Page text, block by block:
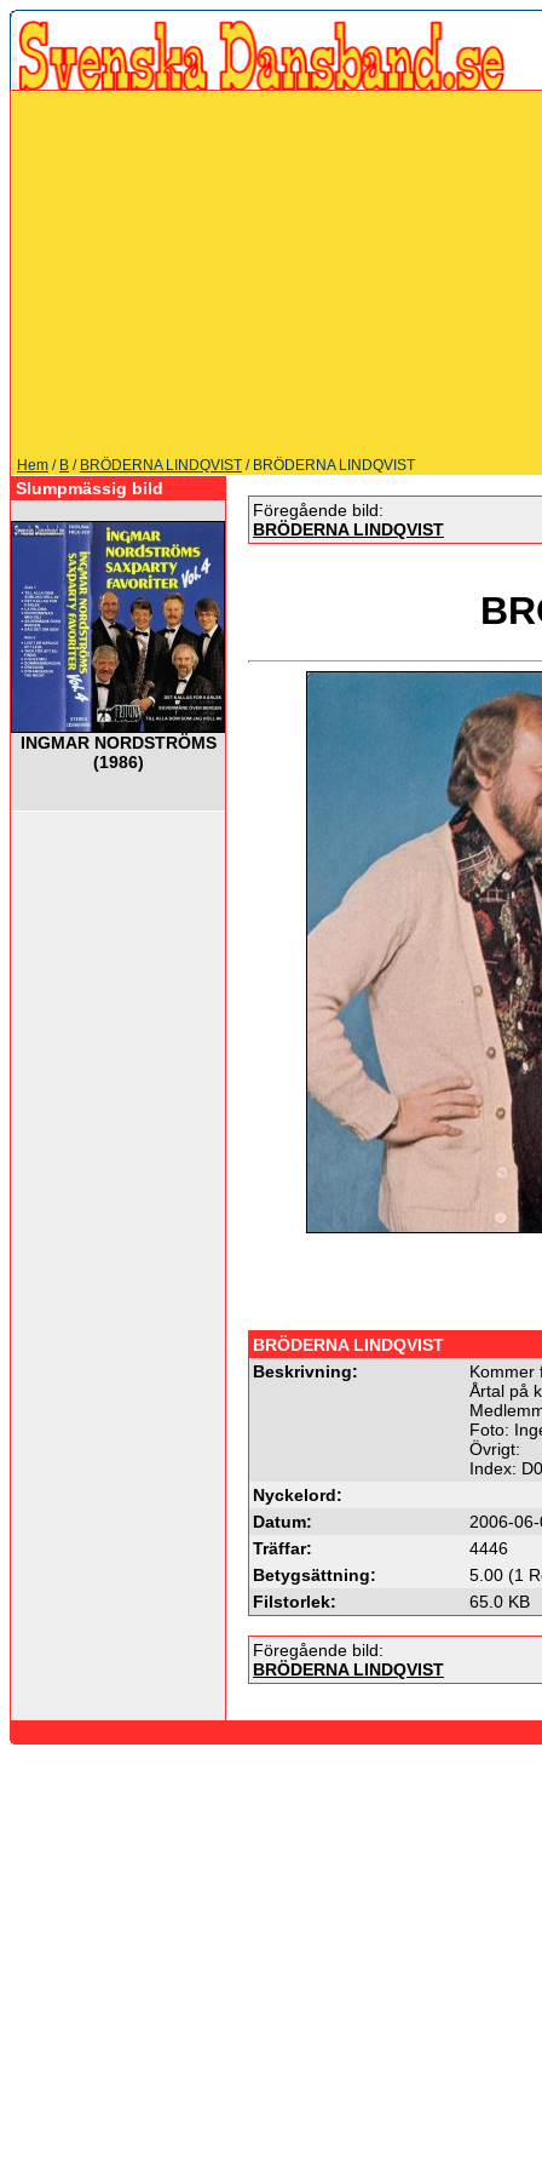
Hem / B / BRÖDERNA LINDQVIST / BRÖDERNA LINDQVIST
Slumpmässig bild
INGMAR NORDSTRÖMS
(1986)
Föregående bild:
BRÖDERNA LINDQVIST
BRÖDERNA LINDQVIST
Beskrivning:
Kommer
Årtal på
Foto:
Övrigt:
Index:
Nyckelord:
Datum:
2006-
Träffar:
4446
Betygsättning:
5.00 (1
Filstorlek:
65.0 KB
Föregående bild:
BRÖDERNA LINDQVIST